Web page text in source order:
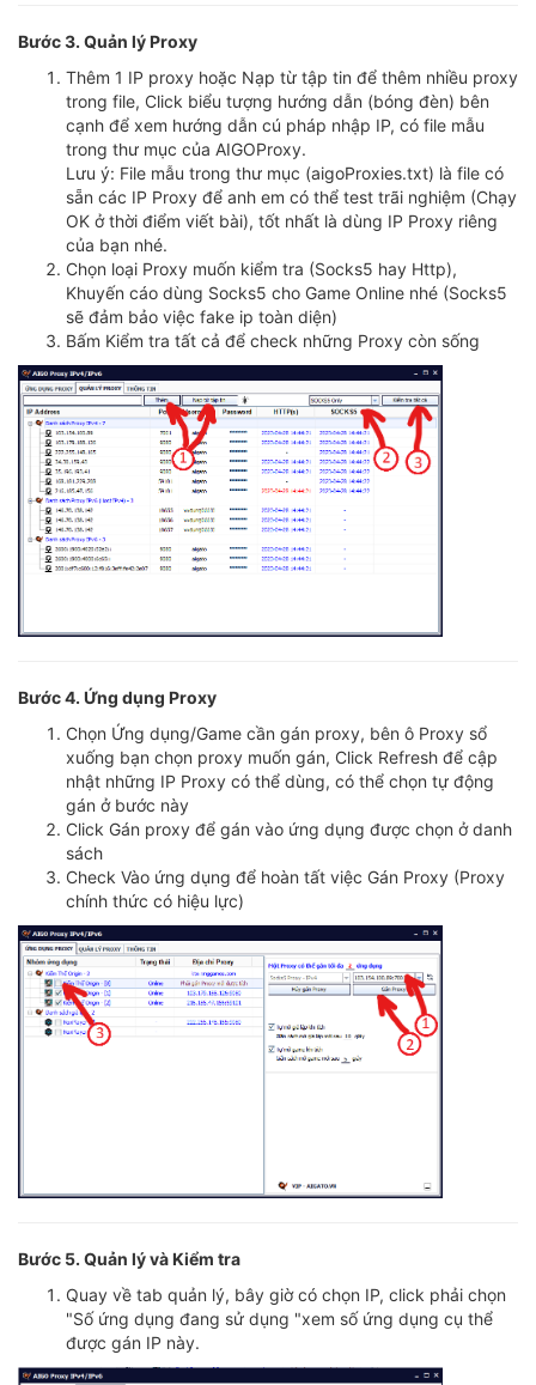
Bước 3. Quản lý Proxy
Thêm 1 IP proxy hoặc Nạp từ tập tin để thêm nhiều proxy
trong file, Click biểu tượng hướng dẫn (bóng đèn) bên
cạnh để xem hướng dẫn cú pháp nhập IP, có file mẫu
trong thư mục của AIGOProxy.
Lưu ý: File mẫu trong thư mục (aigoProxies.txt) là file có
sẵn các IP Proxy để anh em có thể test trãi nghiệm (Chạy
OK ở thời điểm viết bài), tốt nhất là dùng IP Proxy riêng
của bạn nhé.
Chọn loại Proxy muốn kiểm tra (Socks5 hay Http),
Khuyến cáo dùng Socks5 cho Game Online nhé (Socks5
sẽ đảm bảo việc fake ip toàn diện)
Bấm Kiểm tra tất cả để check những Proxy còn sống
Bước 4. Ứng dụng Proxy
Chọn Ứng dụng/Game cần gán proxy, bên ô Proxy sổ
xuống bạn chọn proxy muốn gán, Click Refresh để cập
nhật những IP Proxy có thể dùng, có thể chọn tự động
gán ở bước này
Click Gán proxy để gán vào ứng dụng được chọn ở danh
sách
Check Vào ứng dụng để hoàn tất việc Gán Proxy (Proxy
chính thức có hiệu lực)
Bước 5. Quản lý và Kiểm tra
Quay về tab quản lý, bây giờ có chọn IP, click phải chọn
"Số ứng dụng đang sử dụng "xem số ứng dụng cụ thể
được gán IP này.